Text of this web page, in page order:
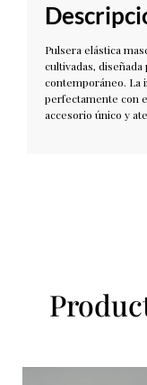
Pulsera elástica
cultivadas,
contemporáneo. La
perfectamente con
accesorio único y